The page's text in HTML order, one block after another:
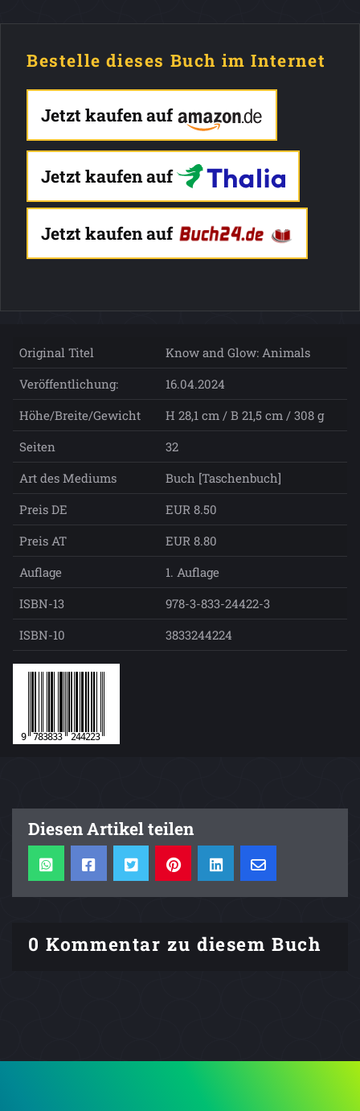
Bestelle dieses Buch im Internet
Jetzt kaufen auf
Jetzt kaufen auf
Jetzt kaufen auf
Original Titel
Know and Glow: Animals
Veröffentlichung:
16.04.2024
Höhe/Breite/Gewicht
H 28,1 cm / B 21,5 cm / 308 g
Seiten
32
Art des Mediums
Buch [Taschenbuch]
Preis DE
EUR 8.50
Preis AT
EUR 8.80
Auflage
1. Auflage
ISBN-13
978-3-833-24422-3
ISBN-10
3833244224
Diesen Artikel teilen
0 Kommentar zu diesem Buch